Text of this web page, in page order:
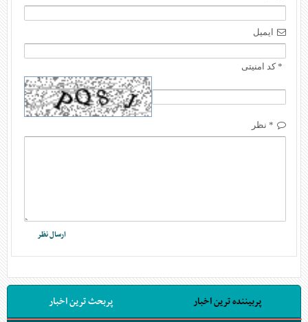
ایمیل
* کد امنیتی
* نظر
پربیننده ترین اخبار پربحث ترین اخبار